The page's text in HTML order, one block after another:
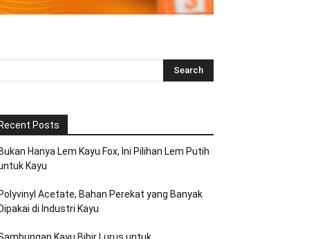
Recent Posts
Bukan Hanya Lem Kayu Fox, Ini Pilihan Lem Putih
Kayu
Polyvinyl Acetate, Bahan Perekat yang Banyak
Dipakai di Industri Kayu